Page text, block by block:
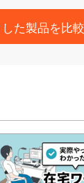
た製品を比